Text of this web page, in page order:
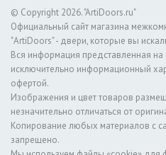
© Copyright 2026. "ArtiDoors.ru"
Официальный сайт магазина
"ArtiDoors" - двери, которые вы
Вся информация представленная на
исключительно информационный
офертой.
Изображения и цвет товаров
незначительно отличаться от
Копирование любых материалов с
запрещено.